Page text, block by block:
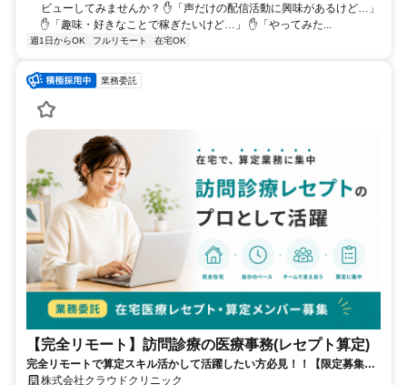
ビューしてみませんか？ ✋「声だけの配信活動に興味があるけど…」
✋「趣味・好きなことで稼ぎたいけど…」 ✋「やってみた...
週1日からOK フルリモート 在宅OK
業務委託
【完全リモート】訪問診療の医療事務(レセプト算定)
完全リモートで算定スキル活かして活躍したい方必見！！【限定募集】
完全リモート｜在宅医療レセプト算定（成果報酬型／業務委託）
株式会社クラウドクリニック